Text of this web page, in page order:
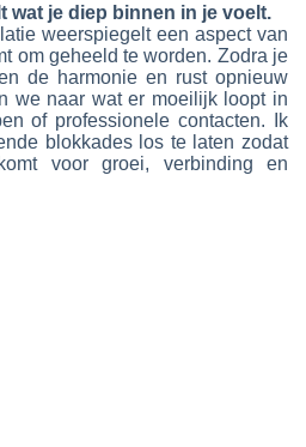
wat je diep binnen in je voelt.
weerspiegelt een aspect van
om geheeld te worden. Zodra je
de harmonie en rust opnieuw
we naar wat er moeilijk loopt in
of professionele contacten. Ik
blokkades los te laten zodat
voor groei, verbinding en